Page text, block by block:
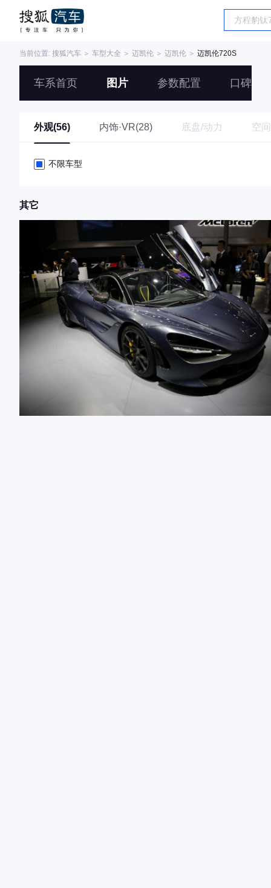
当前位置: 搜狐汽车 ＞ 车型大全 ＞ 迈凯伦 ＞ 迈凯伦 ＞ 迈凯伦720S
车系首页 图片 参数配置 口碑
外观(56) 内饰·VR(28) 底盘/动力 空间
不限车型
其它